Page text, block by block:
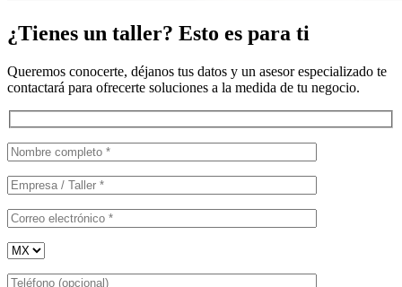
¿Tienes un taller? Esto es para ti
Queremos conocerte, déjanos tus datos y un asesor especializado te
contactará para ofrecerte soluciones a la medida de tu negocio.